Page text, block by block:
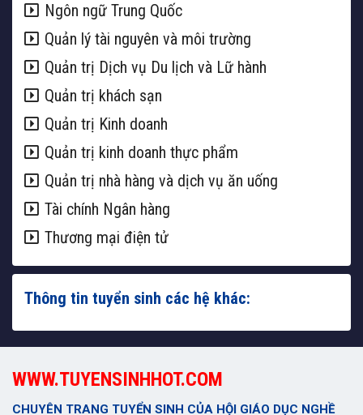
Ngôn ngữ Trung Quốc
Quản lý tài nguyên và môi trường
Quản trị Dịch vụ Du lịch và Lữ hành
Quản trị khách sạn
Quản trị Kinh doanh
Quản trị kinh doanh thực phẩm
Quản trị nhà hàng và dịch vụ ăn uống
Tài chính Ngân hàng
Thương mại điện tử
Thông tin tuyển sinh các hệ khác:
WWW.TUYENSINHHOT.COM
CHUYÊN TRANG TUYỂN SINH CỦA HỘI GIÁO DỤC NGHỀ